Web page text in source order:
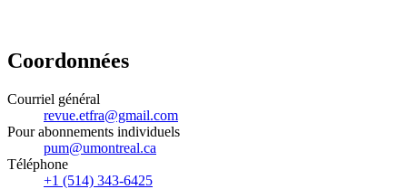
Coordonnées
Courriel général
revue.etfra@gmail.com
Pour abonnements individuels
pum@umontreal.ca
Téléphone
+1 (514) 343-6425